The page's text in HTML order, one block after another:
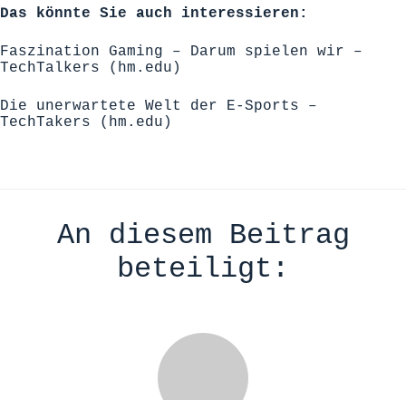
Das könnte Sie auch interessieren:
Faszination Gaming – Darum spielen wir –
TechTalkers (hm.edu)
Die unerwartete Welt der E-Sports –
TechTakers (hm.edu)
An diesem Beitrag
beteiligt: